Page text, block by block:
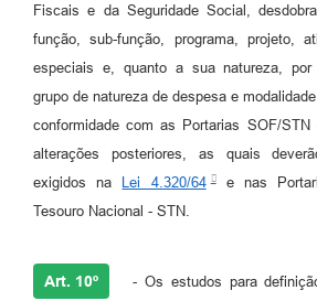
Fiscais e da Seguridade Social,
função, sub-função, programa, projeto,
especiais e, quanto a sua natureza, por
grupo de natureza de despesa e
conformidade com as Portarias SOF/STN
alterações posteriores, as quais
exigidos na
Lei 4.320/64 e nas
Tesouro Nacional - STN.
Art. 10º - Os estudos para